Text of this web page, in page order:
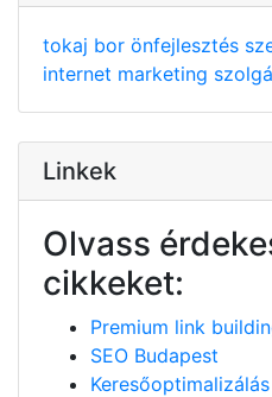
tokaj bor önfejlesztés
internet marketing
Linkek
Olvass
cikkeket:
Premium link
SEO Budapest